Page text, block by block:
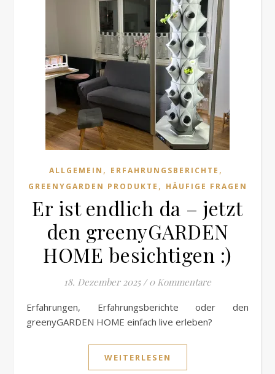
ALLGEMEIN , ERFAHRUNGSBERICHTE ,
GREENYGARDEN PRODUKTE , HÄUFIGE FRAGEN
Er ist endlich da – jetzt
den greenyGARDEN
HOME besichtigen :)
18. Dezember 2025 / 0 Kommentare
Erfahrungen, Erfahrungsberichte oder den
greenyGARDEN HOME einfach live erleben?
WEITERLESEN